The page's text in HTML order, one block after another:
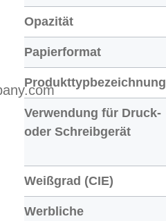
Opazität
Papierformat
Produkttypbezeichnung
Verwendung für Druck-
oder Schreibgerät
Weißgrad (CIE)
Werbliche